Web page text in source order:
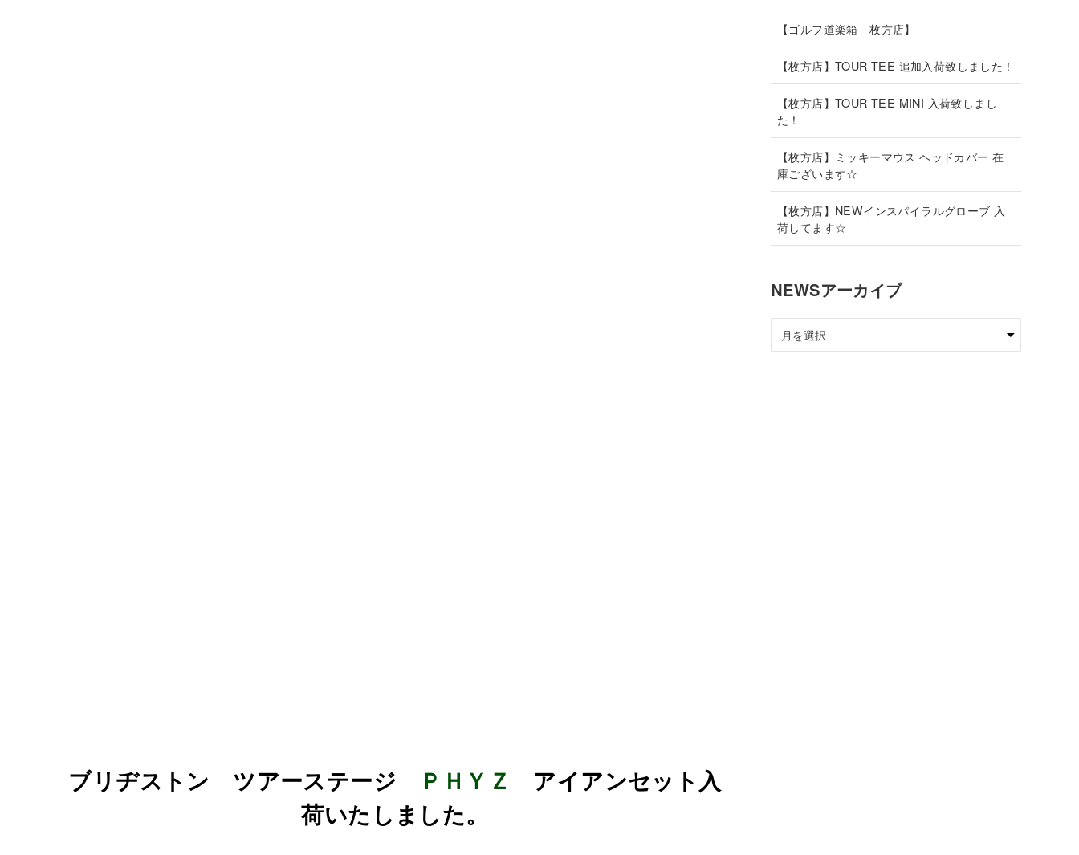
ブリヂストン ツアーステージ ＰＨＹＺ アイアンセット入
荷いたしました。
【ゴルフ道楽箱 枚方店】
【枚方店】TOUR TEE 追加入荷致しました！
【枚方店】TOUR TEE MINI 入荷致しまし
た！
【枚方店】ミッキーマウス ヘッドカバー 在
庫ございます☆
【枚方店】NEWインスパイラルグローブ 入
荷してます☆
NEWSアーカイブ
NEWS